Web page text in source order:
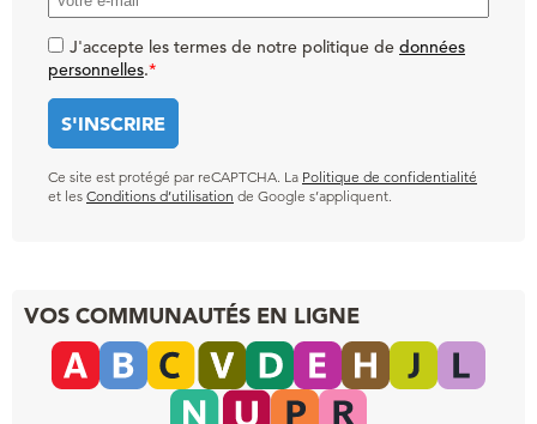
J'accepte les termes de notre politique de données
personnelles.*
Ce site est protégé par reCAPTCHA. La Politique de confidentialité
et les Conditions d’utilisation de Google s’appliquent.
VOS COMMUNAUTÉS EN LIGNE